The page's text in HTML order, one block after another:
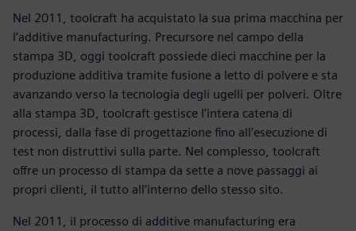
Nel 2011, toolcraft ha acquistato la sua prima macchina per
l’additive manufacturing. Precursore nel campo della
stampa 3D, oggi toolcraft possiede dieci macchine per la
produzione additiva tramite fusione a letto di polvere e sta
avanzando verso la tecnologia degli ugelli per polveri. Oltre
alla stampa 3D, toolcraft gestisce l'intera catena di
processi, dalla fase di progettazione fino all’esecuzione di
test non distruttivi sulla parte. Nel complesso, toolcraft
offre un processo di stampa da sette a nove passaggi ai
propri clienti, il tutto all’interno dello stesso sito.
Nel 2011, il processo di additive manufacturing era